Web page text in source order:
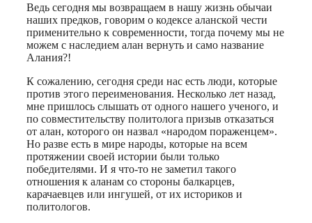
Ведь сегодня мы возвращаем в нашу жизнь обычаи
наших предков, говорим о кодексе аланской чести
применительно к современности, тогда почему мы не
можем с наследием алан вернуть и само название
Алания?!
К сожалению, сегодня среди нас есть люди, которые
против этого переименования. Несколько лет назад,
мне пришлось слышать от одного нашего ученого, и
по совместительству политолога призыв отказаться
от алан, которого он назвал «народом пораженцем».
Но разве есть в мире народы, которые на всем
протяжении своей истории были только
победителями. И я что-то не заметил такого
отношения к аланам со стороны балкарцев,
карачаевцев или ингушей, от их историков и
политологов.